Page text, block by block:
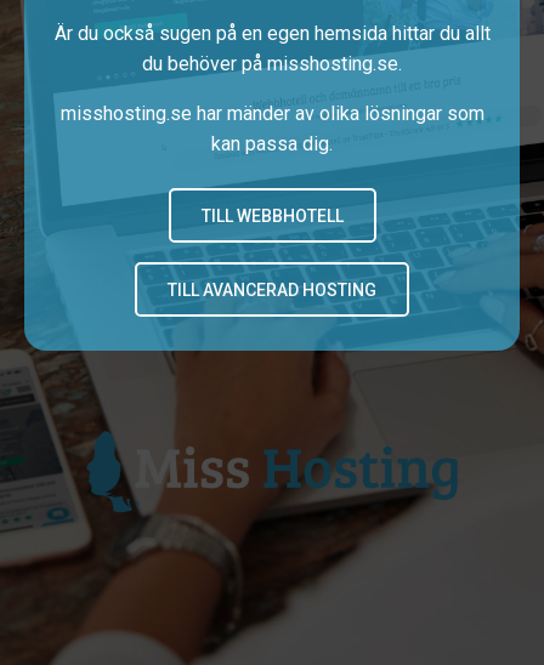
Är du också sugen på en egen hemsida hittar du allt
du behöver påmisshosting.se.
misshosting.se har mänder av olika lösningar som
kan passa dig.
TILL WEBBHOTELL
TILL AVANCERAD HOSTING